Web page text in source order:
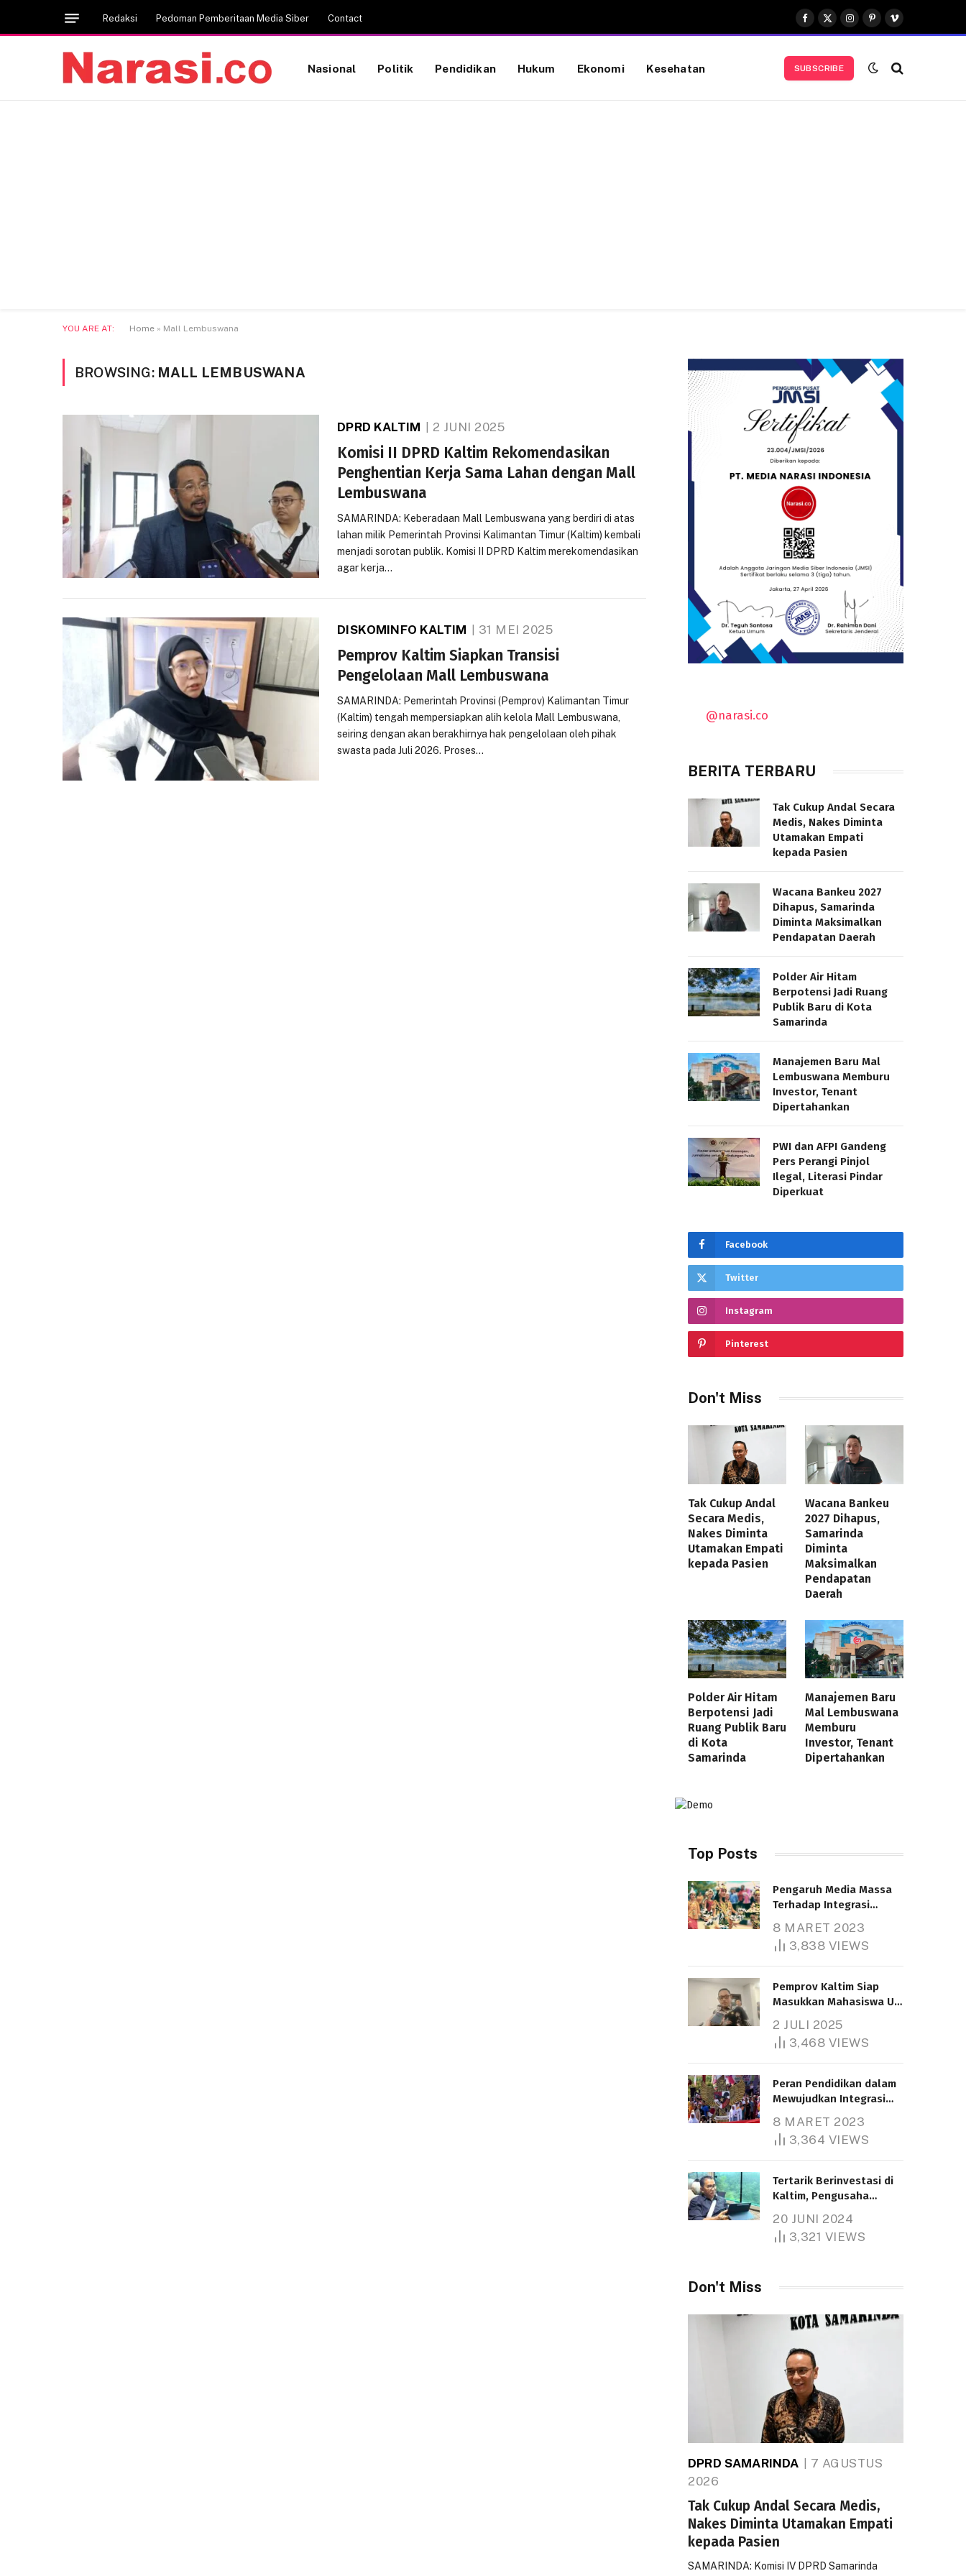
Redaksi Pedoman Pemberitaan Media Siber Contact
Facebook
X
(Twitter)
Instagram
Pinterest
Vimeo
Nasional Politik Pendidikan Hukum Ekonomi Kesehatan SUBSCRIBE
YOU ARE AT: Home » Mall Lembuswana
BROWSING: MALL LEMBUSWANA
DPRD KALTIM 2 JUNI 2025
Komisi II DPRD Kaltim Rekomendasikan
Penghentian Kerja Sama Lahan dengan Mall
Lembuswana
SAMARINDA: Keberadaan Mall Lembuswana yang berdiri di atas
lahan milik Pemerintah Provinsi Kalimantan Timur (Kaltim) kembali
menjadi sorotan publik. Komisi II DPRD Kaltim merekomendasikan
agar kerja…
DISKOMINFO KALTIM 31 MEI 2025
Pemprov Kaltim Siapkan Transisi
Pengelolaan Mall Lembuswana
SAMARINDA: Pemerintah Provinsi (Pemprov) Kalimantan Timur
(Kaltim) tengah mempersiapkan alih kelola Mall Lembuswana,
seiring dengan akan berakhirnya hak pengelolaan oleh pihak
swasta pada Juli 2026. Proses…
@narasi.co
BERITA TERBARU
Tak Cukup Andal Secara
Medis, Nakes Diminta
Utamakan Empati
kepada Pasien
Wacana Bankeu 2027
Dihapus, Samarinda
Diminta Maksimalkan
Pendapatan Daerah
Polder Air Hitam
Berpotensi Jadi Ruang
Publik Baru di Kota
Samarinda
Manajemen Baru Mal
Lembuswana Memburu
Investor, Tenant
Dipertahankan
PWI dan AFPI Gandeng
Pers Perangi Pinjol
Ilegal, Literasi Pindar
Diperkuat
Facebook
Twitter
Instagram
Pinterest
Don't Miss
Tak Cukup Andal
Secara Medis,
Nakes Diminta
Utamakan Empati
kepada Pasien
Wacana Bankeu
2027 Dihapus,
Samarinda
Diminta
Maksimalkan
Pendapatan
Daerah
Polder Air Hitam
Berpotensi Jadi
Ruang Publik Baru
di Kota
Samarinda
Manajemen Baru
Mal Lembuswana
Memburu
Investor, Tenant
Dipertahankan
Top Posts
Pengaruh Media Massa
Terhadap Integrasi
8 MARET 2023
3,838 VIEWS
Pemprov Kaltim Siap
Masukkan Mahasiswa UT
Bantuan Pendidikan
Gratispol
2 JULI 2025
3,468 VIEWS
Peran Pendidikan dalam
Mewujudkan Integrasi
8 MARET 2023
3,364 VIEWS
Tertarik Berinvestasi di
Kaltim, Pengusaha
1.000 Hektare
20 JUNI 2024
3,321 VIEWS
Don't Miss
DPRD SAMARINDA
7 AGUSTUS
2026
Tak Cukup Andal Secara Medis,
Nakes Diminta Utamakan Empati
kepada Pasien
SAMARINDA: Komisi IV DPRD Samarinda